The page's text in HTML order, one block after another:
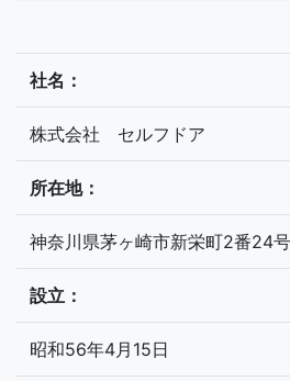
社名：
株式会社 セルフドア
所在地：
神奈川県茅ヶ崎市新栄町2番24
設立：
昭和56年4月15日